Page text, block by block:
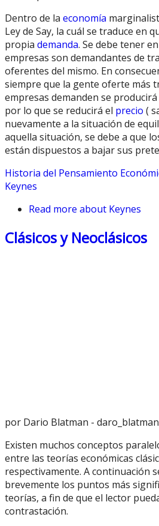
Dentro de la economía
Ley de Say, la cuál se traduce en
propia demanda. Se debe tener
empresas son demandantes de
oferentes del mismo. En
siempre que la gente oferte más
empresas demanden se
por lo que se reducirá el precio (
nuevamente a la situación de
aquella situación, se debe a que
están dispuestos a bajar sus
Historia del Pensamiento
Keynes
Read more about Keynes
Clásicos y Neoclásicos
por Dario Blatman -
Existen muchos conceptos
entre las teorías económicas
respectivamente. A continuación
brevemente los puntos más
teorías, a fin de que el lector
contrastación.